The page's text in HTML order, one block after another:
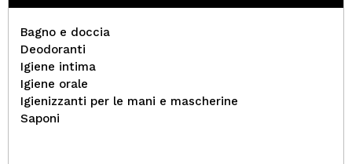
Bagno e doccia
Deodoranti
Igiene intima
Igiene orale
Igienizzanti per le mani e mascherine
Saponi